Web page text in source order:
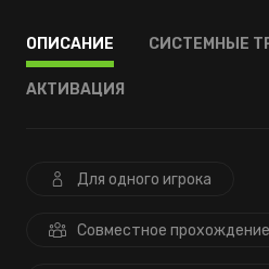
ОПИСАНИЕ СИСТЕМНЫЕ
АКТИВАЦИЯ
Для одного игрока
Совместное прохождение